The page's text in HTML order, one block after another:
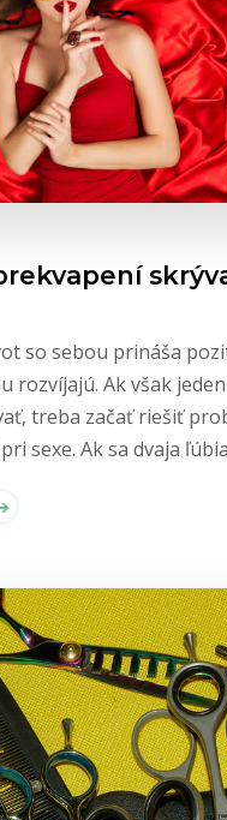
so sebou prináša
rozvíjajú. Ak však
treba začať riešiť
sexe. Ak sa dvaja